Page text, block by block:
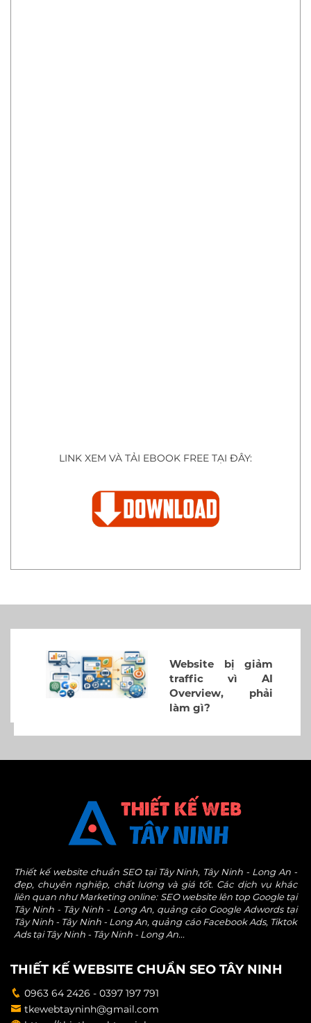
LINK XEM VÀ TẢI EBOOK FREE TẠI ĐÂY:
Website bị giảm
traffic vì AI
Overview, phải
làm gì?
Thiết kế website chuẩn SEO tại Tây Ninh, Tây Ninh - Long An -
đẹp, chuyên nghiệp, chất lượng và giá tốt. Các dịch vụ khác
liên quan như Marketing online: SEO website lên top Google tại
Tây Ninh - Tây Ninh - Long An, quảng cáo Google Adwords tại
Tây Ninh - Tây Ninh - Long An, quảng cáo Facebook Ads, Tiktok
Ads tại Tây Ninh - Tây Ninh - Long An...
THIẾT KẾ WEBSITE CHUẨN SEO TÂY NINH
0963 64 2426 - 0397 197 791
tkewebtayninh@gmail.com